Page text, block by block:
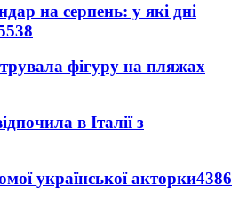
на серпень: у які дні
фігуру на пляжах
в Італії з
української акторки4386